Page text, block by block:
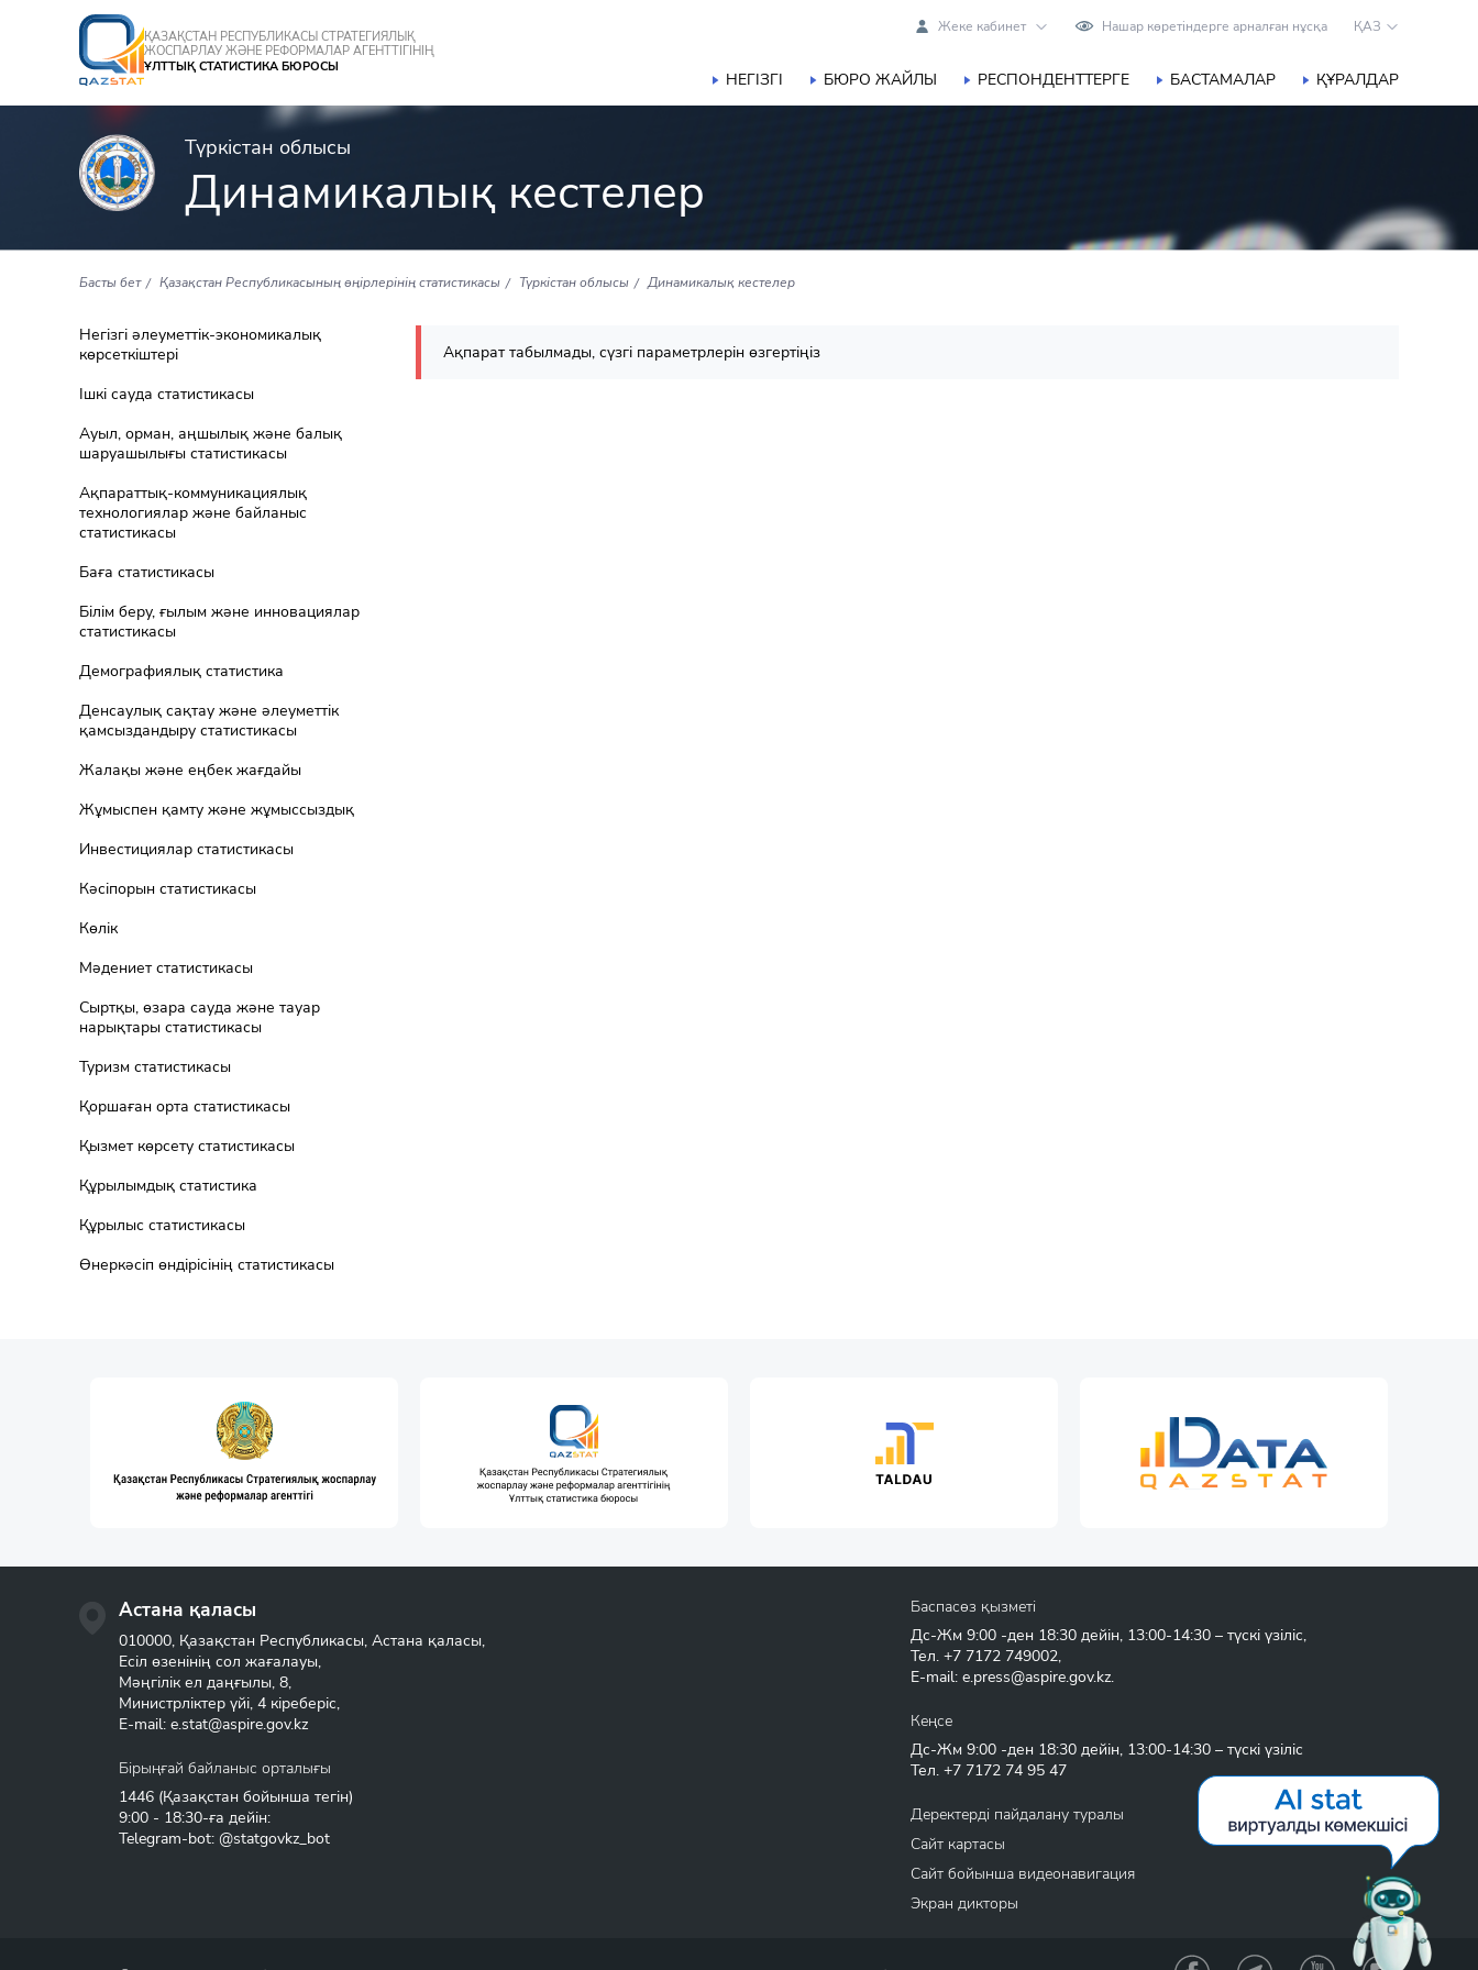
ҚАЗАҚСТАН РЕСПУБЛИКАСЫ СТРАТЕГИЯЛЫҚ
ЖОСПАРЛАУ ЖӘНЕ РЕФОРМАЛАР АГЕНТТІГІНІҢ
ҰЛТТЫҚ СТАТИСТИКА БЮРОСЫ
Жеке кабинет Нашар көретіндерге арналған нұсқа ҚАЗ
НЕГІЗГІ БЮРО ЖАЙЛЫ РЕСПОНДЕНТТЕРГЕ БАСТАМАЛАР ҚҰРАЛДАР
Түркістан облысы
Динамикалық кестелер
Басты бет Қазақстан Республикасының өңірлерінің статистикасы Түркістан облысы Динамикалық кестелер
Негізгі әлеуметтік-экономикалық
көрсеткіштері
Ішкі сауда статистикасы
Ауыл, орман, аңшылық және балық
шаруашылығы статистикасы
Ақпараттық-коммуникациялық
технологиялар және байланыс
статистикасы
Баға статистикасы
Білім беру, ғылым және инновациялар
статистикасы
Демографиялық статистика
Денсаулық сақтау және әлеуметтік
қамсыздандыру статистикасы
Жалақы және еңбек жағдайы
Жұмыспен қамту және жұмыссыздық
Инвестициялар статистикасы
Кәсіпорын статистикасы
Көлік
Мәдениет статистикасы
Сыртқы, өзара сауда және тауар
нарықтары статистикасы
Туризм статистикасы
Қоршаған орта статистикасы
Қызмет көрсету статистикасы
Құрылымдық статистика
Құрылыс статистикасы
Өнеркәсіп өндірісінің статистикасы
Ақпарат табылмады, сүзгі параметрлерін өзгертіңіз
Астана қаласы
010000, Қазақстан Республикасы, Астана қаласы,
Есіл өзенінің сол жағалауы,
Мәңгілік ел даңғылы, 8,
Министрліктер үйі, 4 кіреберіс,
E-mail: e.stat@aspire.gov.kz
Бірыңғай байланыс орталығы
1446 (Қазақстан бойынша тегін)
9:00 - 18:30-ға дейін:
Telegram-bot: @statgovkz_bot
Баспасөз қызметі
Дс-Жм 9:00 -ден 18:30 дейін, 13:00-14:30 – түскі үзіліс,
Тел. +7 7172 749002,
E-mail: e.press@aspire.gov.kz.
Кеңсе
Дс-Жм 9:00 -ден 18:30 дейін, 13:00-14:30 – түскі үзіліс
Тел. +7 7172 74 95 47
Деректерді пайдалану туралы
Сайт картасы
Сайт бойынша видеонавигация
Экран дикторы